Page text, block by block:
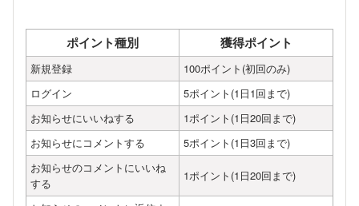
ポイント種別 獲得ポイント
新規登録
100ポイント(初回のみ)
ログイン
5ポイント(1日1回まで)
お知らせにいいねする
1ポイント(1日20回まで)
お知らせにコメントする
5ポイント(1日3回まで)
お知らせのコメントにいいね
する
1ポイント(1日20回まで)